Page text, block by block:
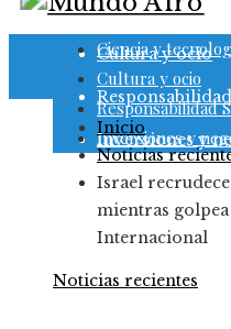
Ciencia y
Cultura y ocio
Inversiones y
Ciencia y
Cultura y ocio
Responsabilidad
Inversiones y
Inicio
Noticias
Israel
mientras
Internacional
Noticias recientes